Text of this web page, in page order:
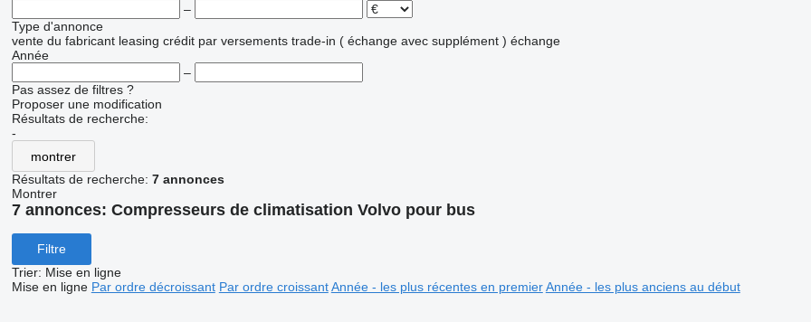
–
Type d'annonce
vente du fabricant leasing crédit par versements trade-in ( échange avec supplément ) échange
Année
–
Pas assez de filtres ?
Proposer une modification
Résultats de recherche:
-
montrer
Résultats de recherche: 7 annonces
Montrer
7 annonces: Compresseurs de climatisation Volvo pour bus
Filtre
Trier: Mise en ligne
Mise en ligne Par ordre décroissant Par ordre croissant Année - les plus récentes en premier Année - les plus anciens au début